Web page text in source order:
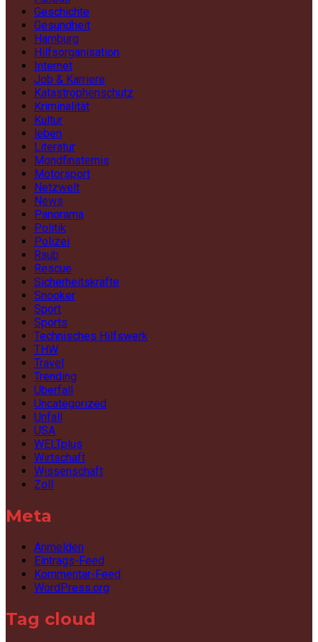
Geschichte
Gesundheit
Hamburg
Hilfsorganisation
Internet
Job & Karriere
Katastrophenschutz
Kriminalität
Kultur
leben
Literatur
Mondfinsternis
Motorsport
Netzwelt
News
Panorama
Politik
Polizei
Raub
Rescue
Sicherheitskräfte
Snooker
Sport
Sports
Technisches Hilfswerk
THW
Travel
Trending
Überfall
Uncategorized
Unfall
USA
WELTplus
Wirtschaft
Wissenschaft
Zoll
Meta
Anmelden
Eintrags-Feed
Kommentar-Feed
WordPress.org
Tag cloud